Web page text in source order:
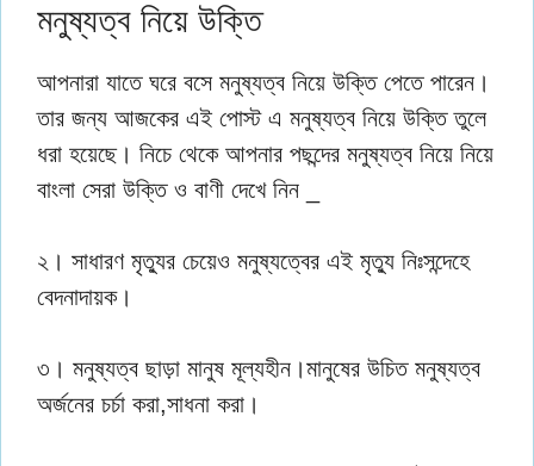
মনুষ্যত্ব নিয়ে উক্তি
আপনারা যাতে ঘরে বসে মনুষ্যত্ব নিয়ে উক্তি পেতে পারেন।
তার জন্য আজকের এই পোস্ট এ মনুষ্যত্ব নিয়ে উক্তি তুলে
ধরা হয়েছে। নিচে থেকে আপনার পছন্দের মনুষ্যত্ব নিয়ে নিয়ে
বাংলা সেরা উক্তি ও বাণী দেখে নিন _
২। সাধারণ মৃত্যুর চেয়েও মনুষ্যত্বের এই মৃত্যু নিঃসন্দেহে
বেদনাদায়ক।
৩। মনুষ্যত্ব ছাড়া মানুষ মূল্যহীন।মানুষের উচিত মনুষ্যত্ব
অর্জনের চর্চা করা,সাধনা করা।